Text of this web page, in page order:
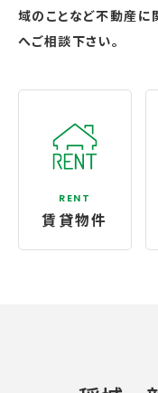
域のことなど不動産に
へご相談下さい。
RENT
賃貸物件